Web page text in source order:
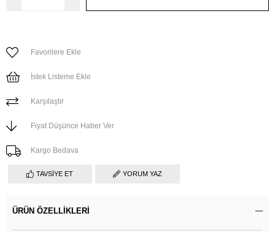
Favorilere Ekle
İstek Listeme Ekle
Karşılaştır
Fiyat Düşünce Haber Ver
Kargo Bedava
TAVSIYE ET YORUM YAZ
ÜRÜN ÖZELLIKLERI